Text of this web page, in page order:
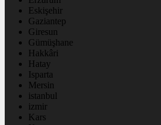
Eskişehir
Gaziantep
Giresun
Gümüşhane
Hakkâri
Hatay
Isparta
Mersin
istanbul
izmir
Kars